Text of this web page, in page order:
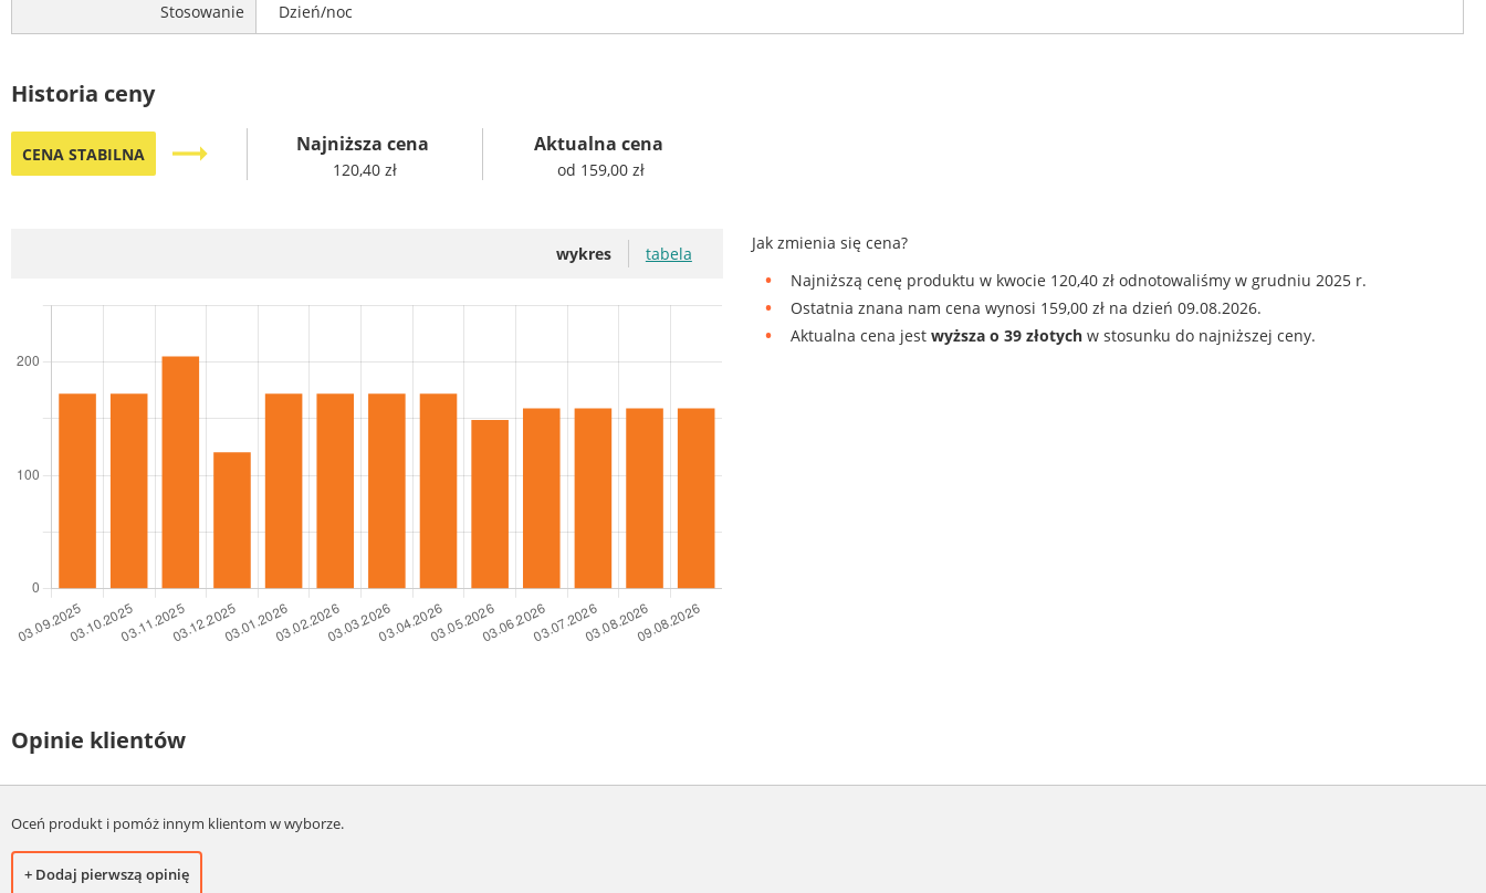
Stosowanie Dzień/noc
Historia ceny
CENA STABILNA trending_flat Najniższa cena
120,40 zł
Aktualna cena
od 159,00 zł
wykres tabela
Jak zmienia się cena?
Najniższą cenę produktu w kwocie 120,40 zł odnotowaliśmy w grudniu 2025 r.
Ostatnia znana nam cena wynosi 159,00 zł na dzień 09.08.2026.
Aktualna cena jestwyższa o 39 złotych w stosunku do najniższej ceny.
Opinie klientów
Oceń produkt i pomóż innym klientom w wyborze.
+ Dodaj pierwszą opinię